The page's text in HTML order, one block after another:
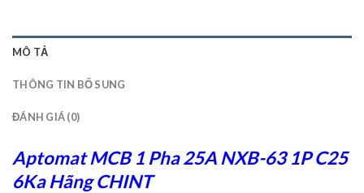
MÔ TẢ
THÔNG TIN BỔ SUNG
ĐÁNH GIÁ (0)
Aptomat MCB 1 Pha 25A NXB-63 1P C25
6Ka Hãng CHINT